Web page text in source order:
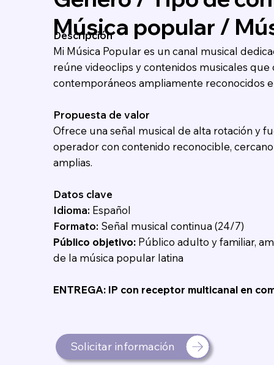
Música popular /
Descripción
Mi Música Popular es un canal musical
reúne videoclips y contenidos musicales
contemporáneos ampliamente reconocidos
Propuesta de valor
Ofrece una señal musical de alta rotación y
operador con contenido reconocible,
amplias.
Datos clave
Idioma: Español
Formato: Señal musical continua (24/7)
Público objetivo:Público adulto y familiar,
de la música popular latina
ENTREGA: IP con receptor multicanal en
Solicitar información